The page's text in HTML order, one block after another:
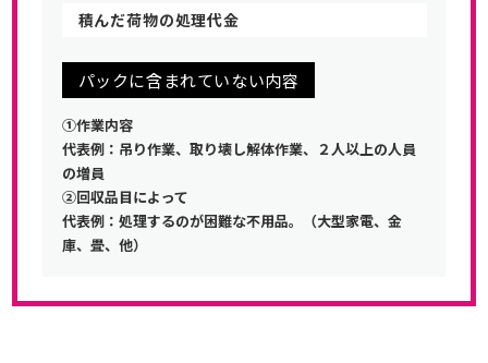
積んだ荷物の処理代金
パックに含まれていない内容
①作業内容
代表例：吊り作業、取り壊し解体作業、２人以上の人員
の増員
②回収品目によって
代表例：処理するのが困難な不用品。（大型家電、金
庫、畳、他）